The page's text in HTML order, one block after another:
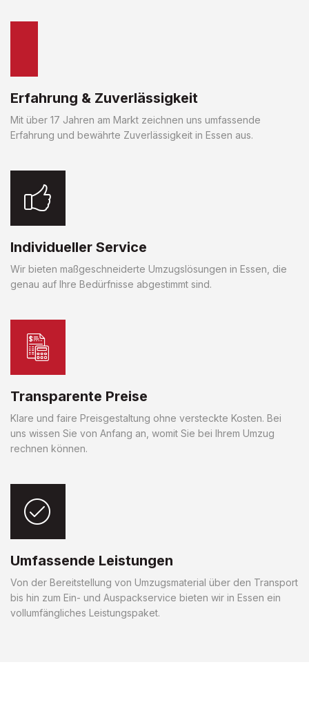
Erfahrung & Zuverlässigkeit
Mit über 17 Jahren am Markt zeichnen uns umfassende
Erfahrung und bewährte Zuverlässigkeit in Essen aus.
Individueller Service
Wir bieten maßgeschneiderte Umzugslösungen in Essen, die
genau auf Ihre Bedürfnisse abgestimmt sind.
Transparente Preise
Klare und faire Preisgestaltung ohne versteckte Kosten. Bei
uns wissen Sie von Anfang an, womit Sie bei Ihrem Umzug
rechnen können.
Umfassende Leistungen
Von der Bereitstellung von Umzugsmaterial über den Transport
bis hin zum Ein- und Auspackservice bieten wir in Essen ein
vollumfängliches Leistungspaket.